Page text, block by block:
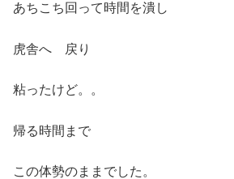
あちこち回って時間を潰し
虎舎へ 戻り
粘ったけど。。
帰る時間まで
この体勢のままでした。